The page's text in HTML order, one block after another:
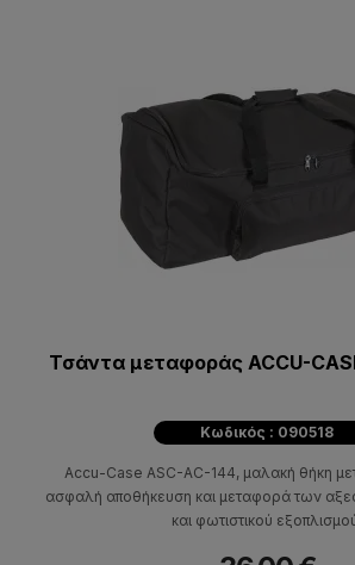
Τσάντα μεταφοράς ACCU-
Κωδικός : 090518
Accu-Case ASC-AC-144, μαλακή θήκη
ασφαλή αποθήκευση και μεταφορά των
και φωτιστικού